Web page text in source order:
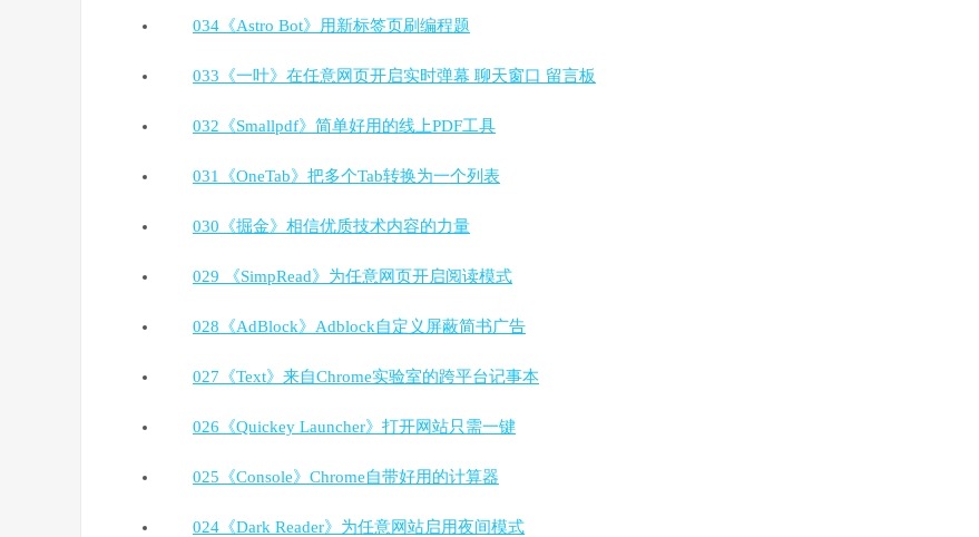
034《Astro Bot》用新标签页刷编程题
033《一叶》在任意网页开启实时弹幕 聊天窗口 留言板
032《Smallpdf》简单好用的线上PDF工具
031《OneTab》把多个Tab转换为一个列表
030《掘金》相信优质技术内容的力量
029 《SimpRead》为任意网页开启阅读模式
028《AdBlock》Adblock自定义屏蔽简书广告
027《Text》来自Chrome实验室的跨平台记事本
026《Quickey Launcher》打开网站只需一键
025《Console》Chrome自带好用的计算器
024《Dark Reader》为任意网站启用夜间模式